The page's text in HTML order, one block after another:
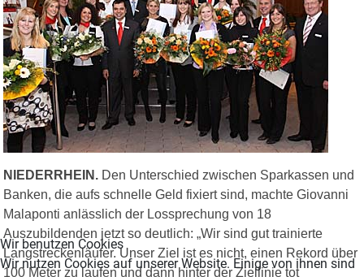
NIEDERRHEIN. Den Unterschied zwischen Sparkassen und
Banken, die aufs schnelle Geld fixiert sind, machte Giovanni
Malaponti anlässlich der Lossprechung von 18
Auszubildenden jetzt so deutlich: „Wir sind gut trainierte
Langstreckenläufer. Unser Ziel ist es nicht, einen Rekord über
100 Meter zu laufen und dann hinter der Ziellinie tot
Wir benutzen Cookies
Wir nutzen Cookies auf unserer Website. Einige von ihnen sind